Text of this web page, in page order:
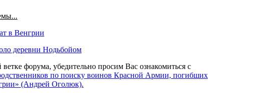
в Венгрии
деревни Нодьбойом
форума, убедительно просим Вас ознакомиться с
по поиску воинов Красной Армии, погибших
(Андрей Оголюк).